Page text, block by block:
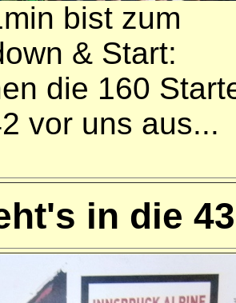
bist zum
& Start:
die 160
vor uns aus...
in die